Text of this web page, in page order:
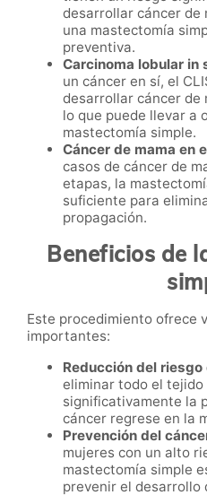
desarrollar cáncer de
una mastectomía
preventiva.
Carcinoma lobular in
un cáncer en sí, el
desarrollar cáncer de
lo que puede llevar a
mastectomía simple.
Cáncer de mama en
casos de cáncer de
etapas, la
suficiente para
propagación.
Beneficios de
Este procedimiento ofrece
importantes:
Reducción del
eliminar todo el tejido
significativamente la
cáncer regrese en la
Prevención del
mujeres con un alto
mastectomía simple
prevenir el desarrollo